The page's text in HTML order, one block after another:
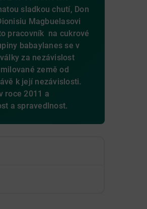
sladkou chutí, Don
Magbuelasovi
pracovník na cukrové
babaylanes se v
za nezávislost
země od
k její nezávislosti.
roce 2011 a
a spravedlnost.